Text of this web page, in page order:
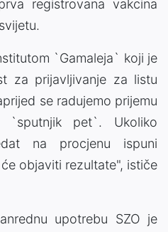
registrovana vakcina
`Gamaleja` koji je
za prijavljivanje za listu
se radujemo prijemu
`sputnjik pet`. Ukoliko
na procjenu ispuni
objaviti rezultate", ističe
upotrebu SZO je